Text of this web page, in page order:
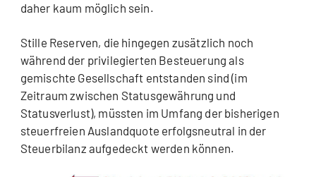
daher kaum möglich sein.
Stille Reserven, die hingegen zusätzlich noch
während der privilegierten Besteuerung als
gemischte Gesellschaft entstanden sind (im
Zeitraum zwischen Statusgewährung und
Statusverlust), müssten im Umfang der bisherigen
steuerfreien Auslandquote erfolgsneutral in der
Steuerbilanz aufgedeckt werden können.